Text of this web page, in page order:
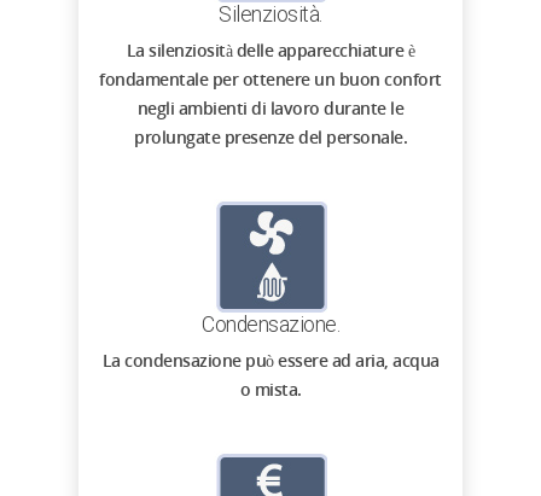
Silenziosità.
La silenziosità delle apparecchiature è
fondamentale per ottenere un buon confort
negli ambienti di lavoro durante le
prolungate presenze del personale.
Condensazione.
La condensazione può essere ad aria, acqua
o mista.